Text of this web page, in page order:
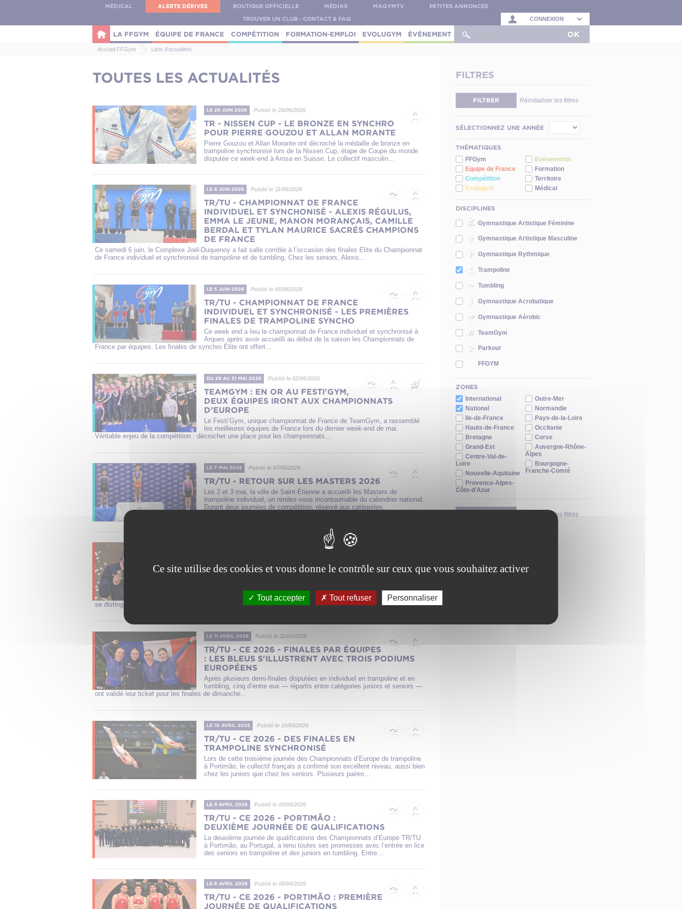
MÉDICAL ALERTE DÉRIVES BOUTIQUE OFFICIELLE MÉDIAS MAGYMTV PETITES ANNONCES
TROUVER UN CLUB - CONTACT & FAQ CONNEXION
LA FFGYM ÉQUIPE DE FRANCE COMPÉTITION FORMATION-EMPLOI EVOLUGYM ÉVÉNEMENT OK
Accueil FFGym Liste d'actualités
TOUTES LES ACTUALITÉS
LE 29 JUIN 2026 Publié le 29/06/2026
TR - NISSEN CUP - LE BRONZE EN SYNCHRO
POUR PIERRE GOUZOU ET ALLAN MORANTE
Pierre Gouzou et Allan Morante ont décroché la médaille de bronze en
trampoline synchronisé lors de la Nissen Cup, étape de Coupe du monde
disputée ce week-end à Arosa en Suisse. Le collectif masculin...
LE 6 JUIN 2026 Publié le 11/06/2026
TR/TU - CHAMPIONNAT DE FRANCE
INDIVIDUEL ET SYNCHONISÉ - ALEXIS RÉGULUS,
EMMA LE JEUNE, MANON MORANÇAIS, CAMILLE
BERDAL ET TYLAN MAURICE SACRÉS CHAMPIONS
DE FRANCE
Ce samedi 6 juin, le Complexe Joël-Duquenoy a fait salle comble à l’occasion des finales Elite du Championnat
de France individuel et synchronisé de trampoline et de tumbling. Chez les seniors, Alexis...
LE 5 JUIN 2026 Publié le 05/06/2026
TR/TU - CHAMPIONNAT DE FRANCE
INDIVIDUEL ET SYNCHRONISÉ - LES PREMIÈRES
FINALES DE TRAMPOLINE SYNCHO
Ce week end a lieu le championnat de France individuel et synchronisé à
Arques après avoir accueilli au début de la saison les Championnats de
France par équipes. Les finales de synchro Élite ont offert...
DU 29 AU 31 MAI 2026 Publié le 02/06/2026
TEAMGYM : EN OR AU FESTI'GYM,
DEUX ÉQUIPES IRONT AUX CHAMPIONNATS
D’EUROPE
Le Festi’Gym, unique championnat de France de TeamGym, a rassemblé
les meilleures équipes de France lors du dernier week-end de mai.
Véritable enjeu de la compétition : décrocher une place pour les championnats...
LE 7 MAI 2026 Publié le 07/05/2026
TR/TU - RETOUR SUR LES MASTERS 2026
Les 2 et 3 mai, la ville de Saint-Étienne a accueilli les Masters de
trampoline individuel, un rendez-vous incontournable du calendrier national.
Durant deux journées de compétition, réservé aux catégories...
FINALES : LA FRANCE S’ILLUSTRE EN TRAMPOLINE
Entre une jeunesse particulièrement performante et des seniors combatifs
au plus haut niveau, l’équipe de France de trampoline et de tumbling a su
se distinguer. Avec une médaille d’argent en synchronisé...
LE 11 AVRIL 2026 Publié le 11/04/2026
TR/TU - CE 2026 - FINALES PAR ÉQUIPES
: LES BLEUS S'ILLUSTRENT AVEC TROIS PODIUMS
EUROPÉENS
Après plusieurs demi-finales disputées en individuel en trampoline et en
tumbling, cinq d’entre eux — répartis entre catégories juniors et seniors —
ont validé leur ticket pour les finales de dimanche...
LE 10 AVRIL 2026 Publié le 10/04/2026
TR/TU - CE 2026 - DES FINALES EN
TRAMPOLINE SYNCHRONISÉ
Lors de cette troisième journée des Championnats d’Europe de trampoline
à Portimão, le collectif français a confirmé son excellent niveau, aussi bien
chez les juniors que chez les seniors. Plusieurs paires...
LE 9 AVRIL 2026 Publié le 09/04/2026
TR/TU - CE 2026 - PORTIMÃO :
DEUXIÈME JOURNÉE DE QUALIFICATIONS
La deuxième journée de qualifications des Championnats d’Europe TR/TU
à Portimão, au Portugal, a tenu toutes ses promesses avec l’entrée en lice
des seniors en trampoline et des juniors en tumbling. Entre...
LE 8 AVRIL 2026 Publié le 08/04/2026
TR/TU - CE 2026 - PORTIMÃO : PREMIÈRE
JOURNÉE DE QUALIFICATIONS
FILTRES
FILTRER Réinitialiser les filtres
SÉLECTIONNEZ UNE ANNÉE
THÉMATIQUES
FFGym
Equipe de France
Compétition
Evolugym
Evènements
Formation
Territoire
Médical
DISCIPLINES
Gymnastique Artistique Féminine
Gymnastique Artistique Masculine
Gymnastique Rythmique
Trampoline
Tumbling
Gymnastique Acrobatique
Gymnastique Aérobic
TeamGym
Parkour
FFGYM
ZONES
International
National
Ile-de-France
Hauts-de-France
Bretagne
Grand-Est
Centre-Val-de-
Loire
Nouvelle-Aquitaine
Provence-Alpes-
Côte-d'Azur
Outre-Mer
Normandie
Pays-de-la-Loire
Occitanie
Corse
Auvergne-Rhône-
Alpes
Bourgogne-
Franche-Comté
Réinitialiser les filtres
Ce site utilise des cookies et vous donne le contrôle sur ceux que vous souhaitez activer
Tout accepter Tout refuser Personnaliser